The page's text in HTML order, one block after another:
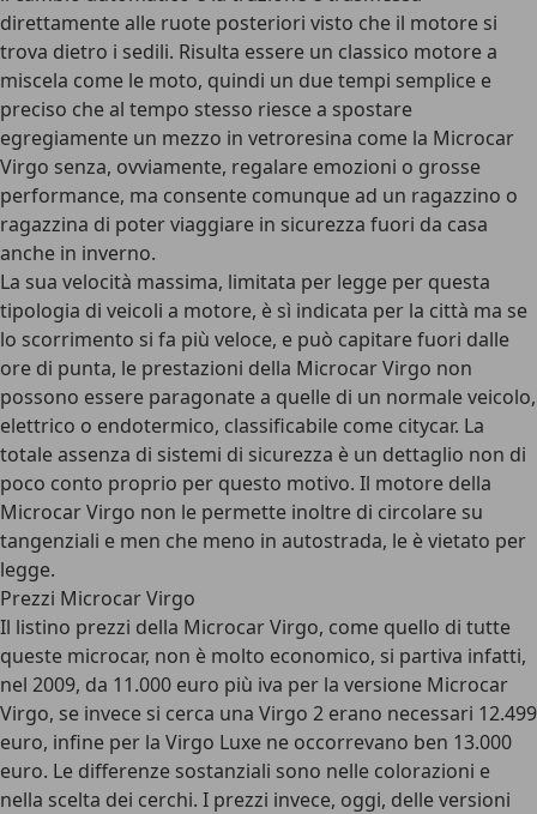
direttamente alle ruote posteriori visto che il motore si
trova dietro i sedili. Risulta essere un classico motore a
miscela come le moto, quindi un due tempi semplice e
preciso che al tempo stesso riesce a spostare
egregiamente un mezzo in vetroresina come la Microcar
Virgo senza, ovviamente, regalare emozioni o grosse
performance, ma consente comunque ad un ragazzino o
ragazzina di poter viaggiare in sicurezza fuori da casa
anche in inverno.
La sua velocità massima, limitata per legge per questa
tipologia di veicoli a motore, è sì indicata per la città ma se
lo scorrimento si fa più veloce, e può capitare fuori dalle
ore di punta, le prestazioni della Microcar Virgo non
possono essere paragonate a quelle di un normale veicolo,
elettrico o endotermico, classificabile come citycar. La
totale assenza di sistemi di sicurezza è un dettaglio non di
poco conto proprio per questo motivo. Il motore della
Microcar Virgo non le permette inoltre di circolare su
tangenziali e men che meno in autostrada, le è vietato per
legge.
Prezzi Microcar Virgo
Il listino prezzi della Microcar Virgo, come quello di tutte
queste microcar, non è molto economico, si partiva infatti,
nel 2009, da 11.000 euro più iva per la versione Microcar
Virgo, se invece si cerca una Virgo 2 erano necessari 12.499
euro, infine per la Virgo Luxe ne occorrevano ben 13.000
euro. Le differenze sostanziali sono nelle colorazioni e
nella scelta dei cerchi. I prezzi invece, oggi, delle versioni